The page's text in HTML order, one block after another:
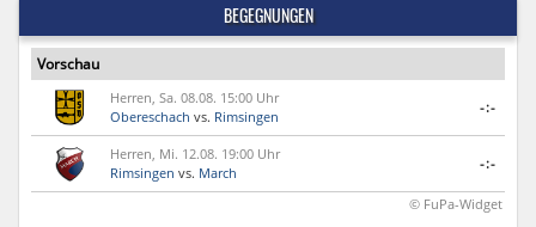
BEGEGNUNGEN
Vorschau
Herren, Sa. 08.08. 15:00 Uhr
Obereschach vs. Rimsingen
-:-
Herren, Mi. 12.08. 19:00 Uhr
Rimsingen vs. March
-:-
© FuPa-Widget